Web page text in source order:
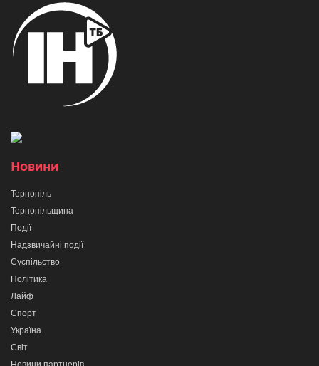
Новини
Тернопіль
Тернопільщина
Події
Надзвичайні події
Суспільство
Політика
Лайф
Спорт
Україна
Світ